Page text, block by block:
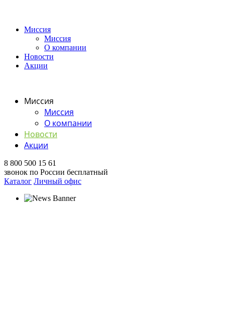
Миссия
Миссия
О компании
Новости
Акции
Миссия
Миссия
О компании
Новости
Акции
8 800 500 15 61
звонок по России бесплатный
Каталог Личный офис